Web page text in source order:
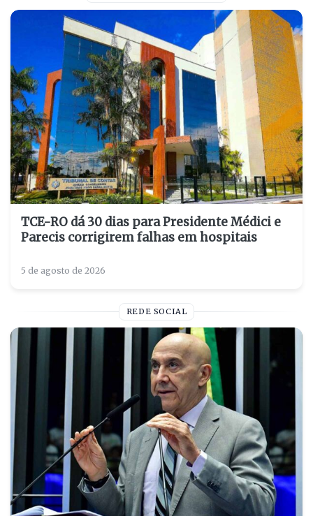
TCE-RO dá 30 dias para Presidente Médici e
Parecis corrigirem falhas em hospitais
5 de agosto de 2026
REDE SOCIAL